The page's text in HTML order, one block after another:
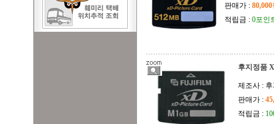
판매가 : 80,000
적립금 : 0포인
후지정품
제조사 :
판매가 :
적립금 :